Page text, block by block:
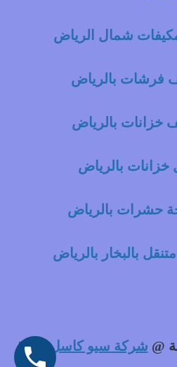
شمال الرياض
فرشات بالرياض
خزانات بالرياض
بالرياض
حشرات بالرياض
بالبخار بالرياض
@ شركة سيو كاسل2021